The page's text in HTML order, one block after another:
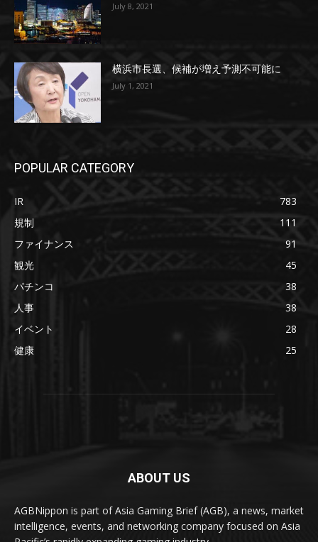
July 8, 2021
横浜市長選、候補が増え予測不可能に
July 1, 2021
POPULAR CATEGORY
IR
783
規制
111
ファイナンス
91
観光
45
パチンコ
38
人事
38
イベント
28
健康
25
ABOUT US
AGBNippon is part of Asia Gaming Brief (AGB), a news, market
intelligence, events, and networking company focused on Asia